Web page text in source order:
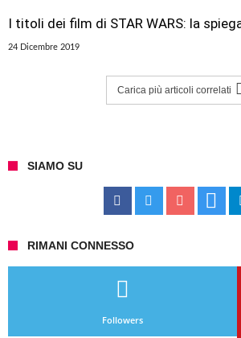
I titoli dei film di STAR WARS: la
24 Dicembre 2019
Carica più articoli correlati
SIAMO SU
RIMANI CONNESSO
Followers